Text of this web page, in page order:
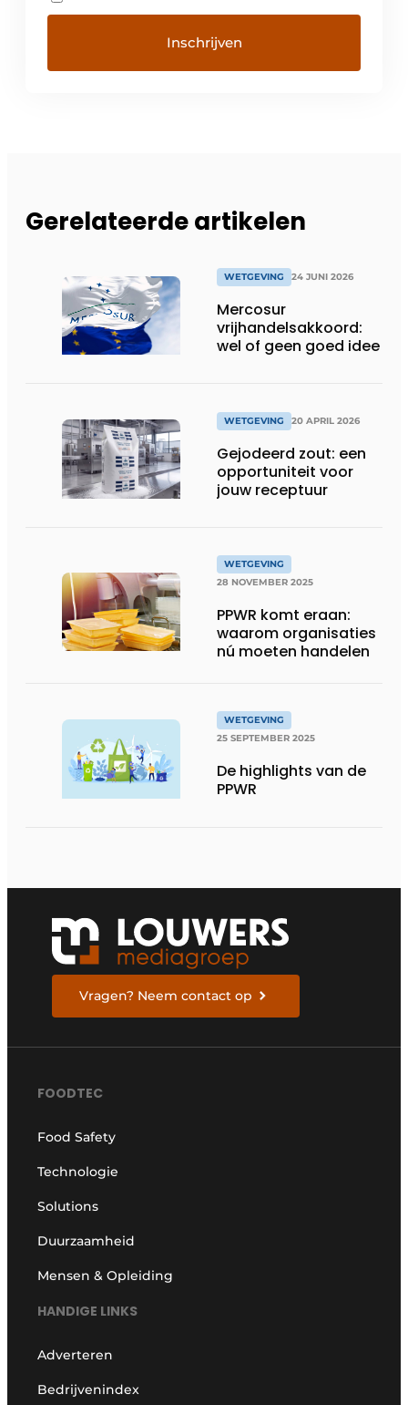
Gerelateerde artikelen
WETGEVING 24 JUNI 2026
Mercosur
vrijhandelsakkoord:
wel of geen goed idee
WETGEVING 20 APRIL 2026
Gejodeerd zout: een
opportuniteit voor
jouw receptuur
WETGEVING
28 NOVEMBER 2025
PPWR komt eraan:
waarom organisaties
nú moeten handelen
WETGEVING
25 SEPTEMBER 2025
De highlights van de
PPWR
Vragen? Neem contact op
FOODTEC
Food Safety
Technologie
Solutions
Duurzaamheid
Mensen & Opleiding
HANDIGE LINKS
Adverteren
Bedrijvenindex